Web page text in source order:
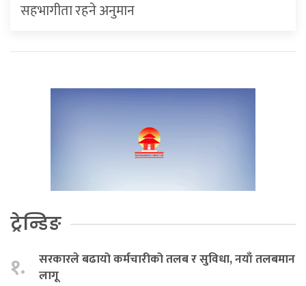
सहभागीता रहने अनुमान
ट्रेन्डिङ
१.
सरकारले बढायो कर्मचारीको तलब र सुविधा, नयाँ तलबमान
लागू